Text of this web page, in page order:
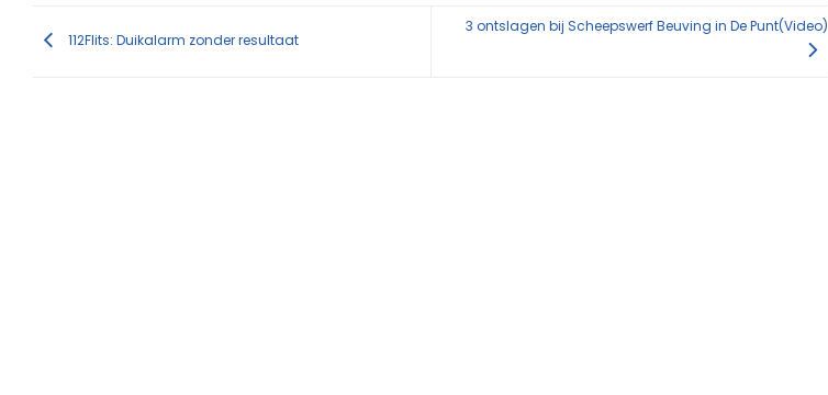
112Flits: Duikalarm zonder resultaat
3 ontslagen bij Scheepswerf Beuving in De Punt(Video)